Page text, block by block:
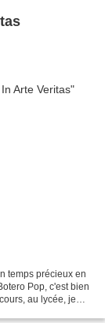
temps précieux en
Pop, c'est bien
au lycée, je